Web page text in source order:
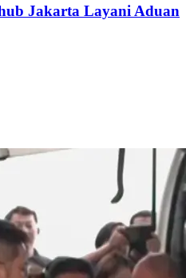
Jakarta Layani Aduan